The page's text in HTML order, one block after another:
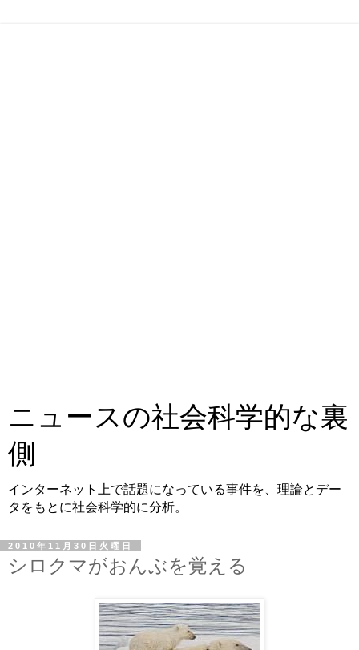
ニュースの社会科学的な裏
側
インターネット上で話題になっている事件を、理論とデー
タをもとに社会科学的に分析。
2010年11月30日火曜日
シロクマがおんぶを覚える